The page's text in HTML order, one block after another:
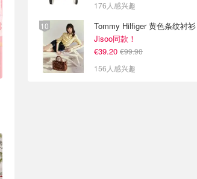
176人感兴趣
Tommy Hilfiger 黄色条纹衬衫
Jisoo同款！
€39.20 €99.90
156人感兴趣